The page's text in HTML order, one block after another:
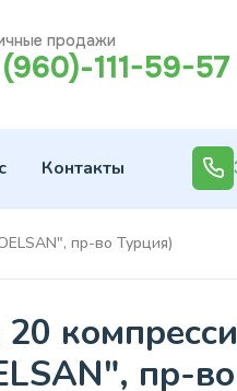
продажи
111-59-57
Контакты
пр-во Турция)
пр-